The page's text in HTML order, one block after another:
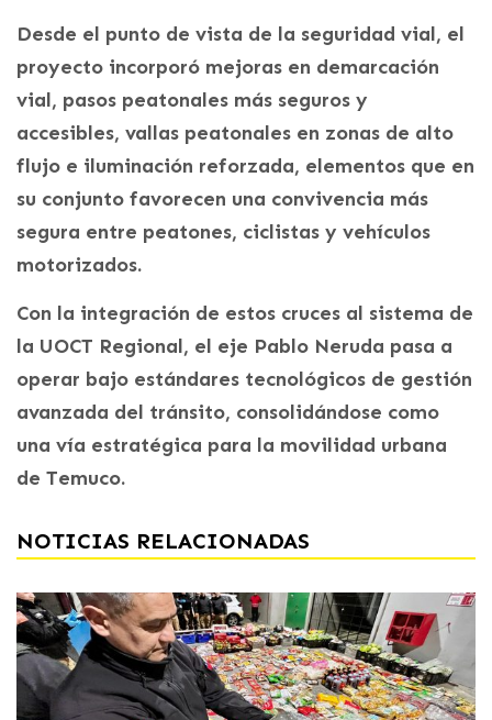
Desde el punto de vista de la seguridad vial, el
proyecto incorporó mejoras en demarcación
vial, pasos peatonales más seguros y
accesibles, vallas peatonales en zonas de alto
flujo e iluminación reforzada, elementos que en
su conjunto favorecen una convivencia más
segura entre peatones, ciclistas y vehículos
motorizados.
Con la integración de estos cruces al sistema de
la UOCT Regional, el eje Pablo Neruda pasa a
operar bajo estándares tecnológicos de gestión
avanzada del tránsito, consolidándose como
una vía estratégica para la movilidad urbana
de Temuco.
NOTICIAS RELACIONADAS